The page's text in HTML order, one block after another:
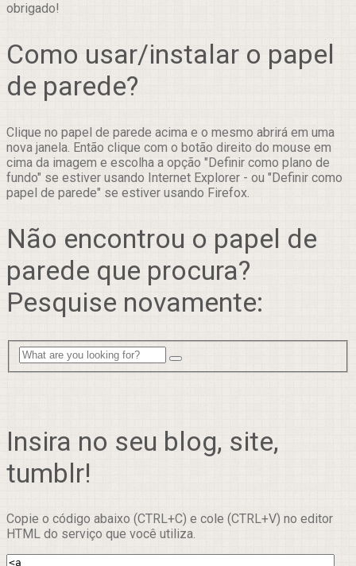
obrigado!
Como usar/instalar o papel
de parede?
Clique no papel de parede acima e o mesmo abrirá em uma
nova janela. Então clique com o botão direito do mouse em
cima da imagem e escolha a opção "Definir como plano de
fundo" se estiver usando Internet Explorer - ou "Definir como
papel de parede" se estiver usando Firefox.
Não encontrou o papel de
parede que procura?
Pesquise novamente:
Insira no seu blog, site,
tumblr!
Copie o código abaixo (CTRL+C) e cole (CTRL+V) no editor
HTML do serviço que você utiliza.